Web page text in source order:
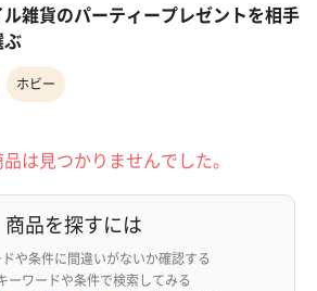
雑貨のパーティープレゼントを相手
ホビー
は見つかりませんでした。
商品を探すには
ドや条件に間違いがないか確認する
ーワードや条件で検索してみる